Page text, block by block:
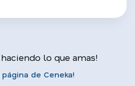
haciendo lo que amas!
página de Ceneka!